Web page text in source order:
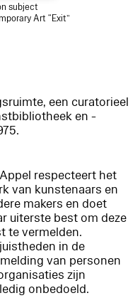
subject
Art “Exit”
een curatorieel
en -
respecteert het
van kunstenaars en
makers en doet
uiterste best om deze
te vermelden.
in de
van personen
zijn
onbedoeld.